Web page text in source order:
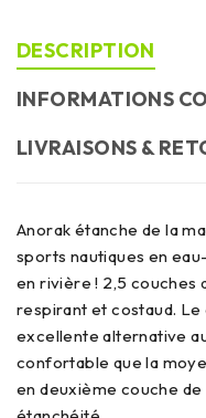
DESCRIPTION
INFORMATIONS
LIVRAISONS &
Anorak étanche de la
sports nautiques en
en rivière ! 2,5 couches
respirant et costaud.
excellente alternative
confortable que la
en deuxième couche